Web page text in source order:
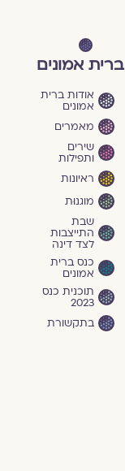
ברית אמונים
אודות ברית
אמונים
מאמרים
שירים
ותפילות
ראיונות
מוגנוּת
שבת
התייצבות
לצד דינה
כנס ברית
אמונים
תוכנית כנס
2023
בתקשורת